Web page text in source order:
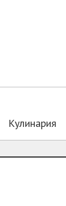
Кулинария